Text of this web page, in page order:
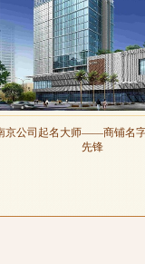
京公司起名大师——商铺名
先锋